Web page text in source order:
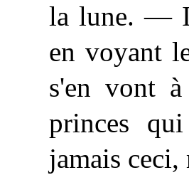
la lune. —
en voyant
s'en vont
princes
jamais